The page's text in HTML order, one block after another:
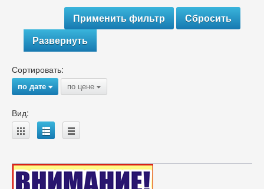
Развернуть
Сортировать:
по дате{ по цене {
Вид:
A B C